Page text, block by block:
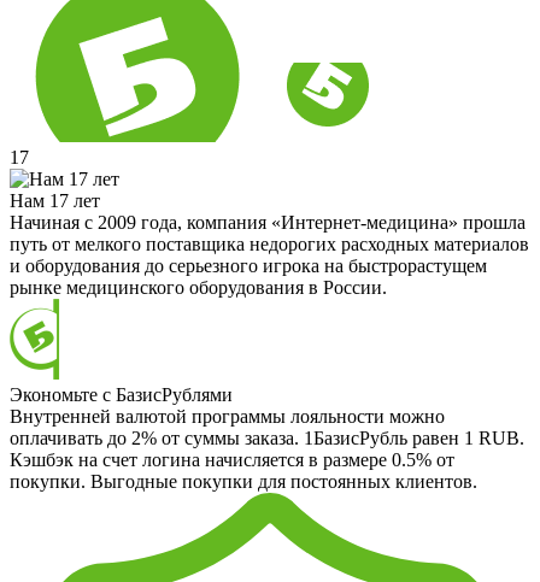
17
Нам 17 лет
Начиная с 2009 года, компания «Интернет-медицина» прошла
путь от мелкого поставщика недорогих расходных материалов
и оборудования до серьезного игрока на быстрорастущем
рынке медицинского оборудования в России.
Экономьте с БазисРублями
Внутренней валютой программы лояльности можно
оплачивать до 2% от суммы заказа. 1БазисРубль равен 1 RUB.
Кэшбэк на счет логина начисляется в размере 0.5% от
покупки. Выгодные покупки для постоянных клиентов.